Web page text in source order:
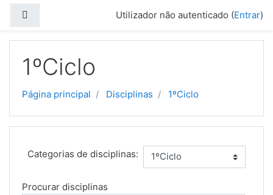
Utilizador não autenticado (Entrar)
1ºCiclo
Página principal Disciplinas 1ºCiclo
Categorias de disciplinas:
Procurar disciplinas